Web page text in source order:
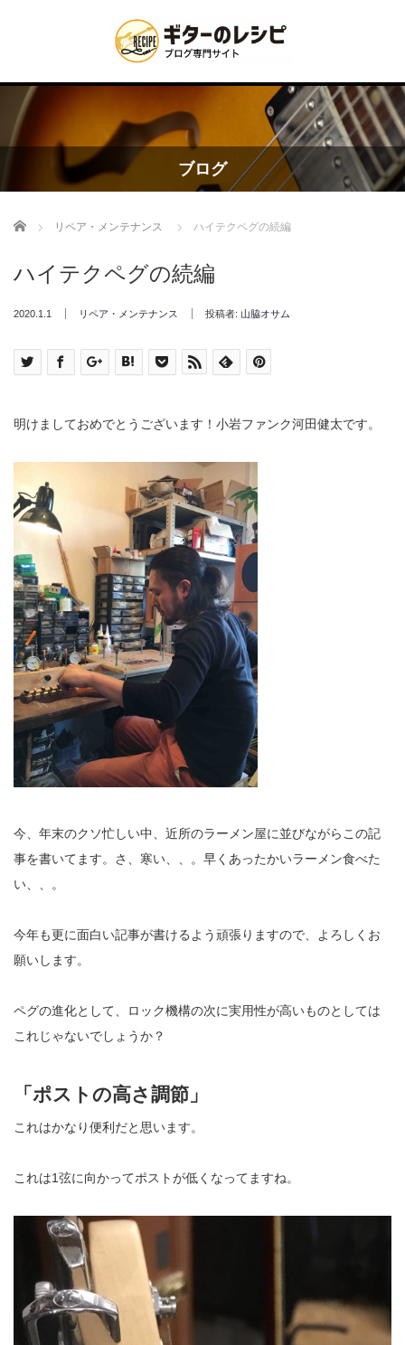
ブログ
Home リペア・メンテナンス ハイテクペグの続編
ハイテクペグの続編
2020.1.1 リペア・メンテナンス 投稿者: 山脇オサム
明けましておめでとうございます！小岩ファンク河田健太です。
今、年末のクソ忙しい中、近所のラーメン屋に並びながらこの記
事を書いてます。さ、寒い、、。早くあったかいラーメン食べた
い、、。
今年も更に面白い記事が書けるよう頑張りますので、よろしくお
願いします。
ペグの進化として、ロック機構の次に実用性が高いものとしては
これじゃないでしょうか？
「ポストの高さ調節」
これはかなり便利だと思います。
これは1弦に向かってポストが低くなってますね。